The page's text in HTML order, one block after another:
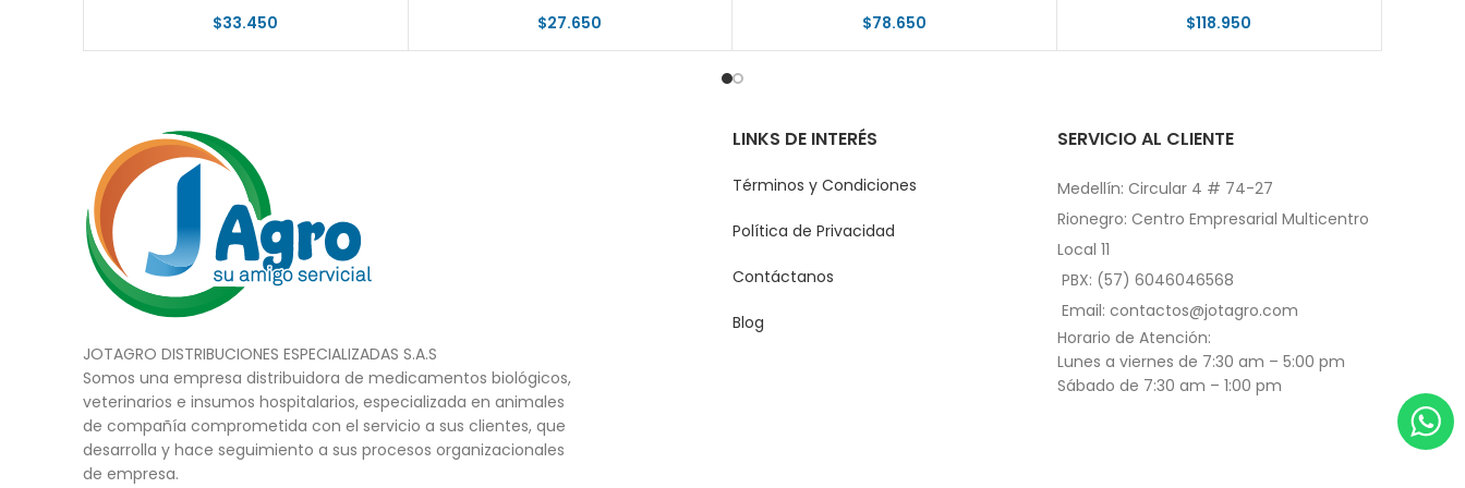
$33.450 $27.650 $78.650 $118.950
JOTAGRO DISTRIBUCIONES ESPECIALIZADAS S.A.S
Somos una empresa distribuidora de medicamentos biológicos,
veterinarios e insumos hospitalarios, especializada en animales
de compañía comprometida con el servicio a sus clientes, que
desarrolla y hace seguimiento a sus procesos organizacionales
de empresa.
LINKS DE INTERÉS
Términos y Condiciones
Política de Privacidad
Contáctanos
Blog
SERVICIO AL CLIENTE
Medellín: Circular 4 # 74-27
Rionegro: Centro Empresarial Multicentro
Local 11
PBX: (57) 6046046568
Email: contactos@jotagro.com
Horario de Atención:
Lunes a viernes de 7:30 am – 5:00 pm
Sábado de 7:30 am – 1:00 pm